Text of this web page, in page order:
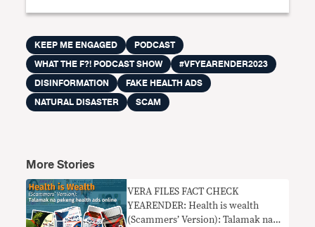
KEEP ME ENGAGED
PODCAST
WHAT THE F?! PODCAST SHOW
#VFYEARENDER2023
DISINFORMATION
FAKE HEALTH ADS
NATURAL DISASTER
SCAM
More Stories
VERA FILES FACT CHECK
YEARENDER: Health is wealth
(Scammers’ Version): Talamak na